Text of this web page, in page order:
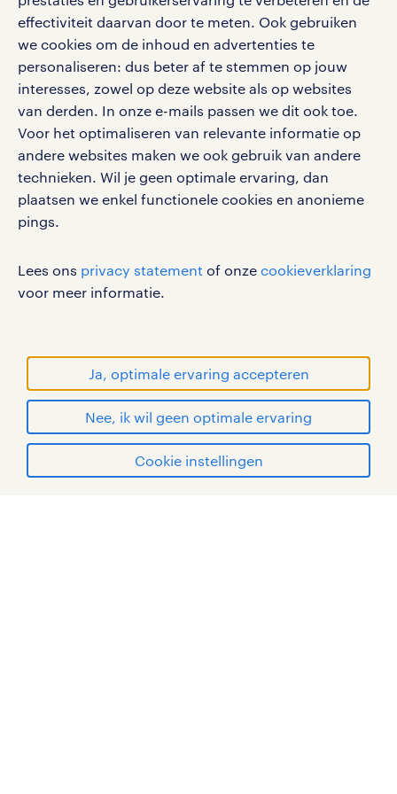
effectiviteit daarvan door te meten. Ook gebruiken
we cookies om de inhoud en advertenties te
personaliseren: dus beter af te stemmen op jouw
interesses, zowel op deze website als op websites
van derden. In onze e-mails passen we dit ook toe.
Voor het optimaliseren van relevante informatie op
andere websites maken we ook gebruik van andere
technieken. Wil je geen optimale ervaring, dan
plaatsen we enkel functionele cookies en anonieme
pings.
Lees ons privacy statement of onze cookieverklaring
voor meer informatie.
Ja, optimale ervaring accepteren
Nee, ik wil geen optimale ervaring
Cookie instellingen
Volg ons voor de leukste content omtrent
vacatures, solliciteren en inspiratie.
werken bij randstad
gebruikersvoorwaarden
privacystatement
cookies
handelsmerken van Randstad N.V.
© Randstad 2026